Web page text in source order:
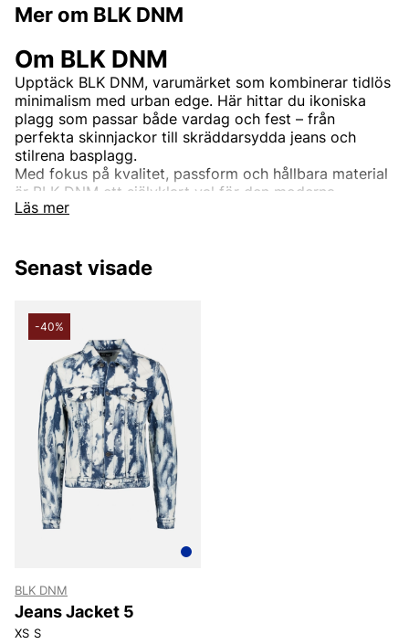
Mer om BLK DNM
Läs mer
Om BLK DNM
Upptäck BLK DNM, varumärket som kombinerar tidlös
minimalism med urban edge. Här hittar du ikoniska
plagg som passar både vardag och fest – från
perfekta skinnjackor till skräddarsydda jeans och
stilrena basplagg.
Med fokus på kvalitet, passform och hållbara material
är BLK DNM ett självklart val för den moderna
garderoben.
som andas självsäkerhet och stil.
Senast visade
-40%
BLK DNM
Jeans Jacket 5
XS S